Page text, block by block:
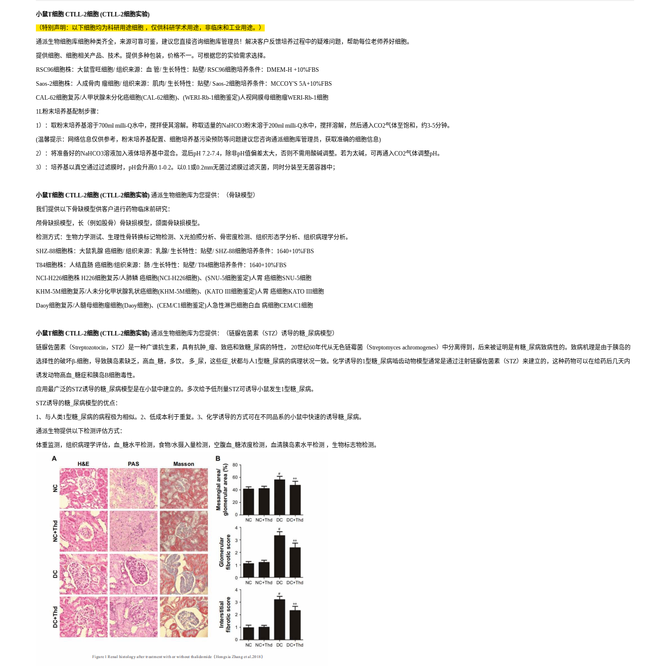
小鼠T细胞 CTLL-2细胞 (CTLL-2细胞实验)
（特别声明：以下细胞均为科研用途细胞 ，仅供科研学术用途，非临床和工业用途。）
通派生物细胞库细胞种类齐全，来源可靠可鉴，建议您直接咨询细胞库管理员！解决客户反馈培养过程中的疑难问题，帮助每位老师养好细胞。
提供细胞、细胞相关产品、技术。提供多种包装，价格不一。可根据您的实验需求选择。
RSC96细胞株：大鼠雪旺细胞/ 组织来源：血 管/ 生长特性：贴壁/ RSC96细胞培养条件：DMEM-H +10%FBS
Saos-2细胞株：人成骨肉 瘤细胞/ 组织来源：肌肉/ 生长特性：贴壁/ Saos-2细胞培养条件：MCCOY'S 5A+10%FBS
CAL-62细胞复苏/人甲状腺未分化癌细胞(CAL-62细胞)、(WERI-Rb-1细胞鉴定)人视网膜母细胞瘤WERI-Rb-1细胞
1L粉末培养基配制步骤：
1）：取粉末培养基溶于700ml milli-Q水中，搅拌使其溶解。称取适量的NaHCO3粉末溶于200ml milli-Q水中，搅拌溶解，然后通入CO2气体至饱和，约3-5分钟。
(温馨提示：网络信息仅供参考，粉末培养基配置、细胞培养基污染预防等问题建议您咨询通派细胞库管理员，获取准确的细胞信息)
2）：将准备好的NaHCO3溶液加入液体培养基中混合。混后pH 7.2-7.4，除非pH值偏差太大，否则不需用酸碱调整。若为太碱，可再通入CO2气体调整pH。
3）：培养基以真空通过过滤膜时，pH会升高0.1-0.2。以0.1或0.2mm无菌过滤膜过滤灭菌，同时分装至无菌容器中；
小鼠T细胞 CTLL-2细胞 (CTLL-2细胞实验) 通派生物细胞库为您提供：（骨缺模型）
我们提供以下骨缺模型供客户进行药物临床前研究：
颅骨缺损模型，长（例如股骨）骨缺损模型，颌面骨缺损模型。
检测方式：生物力学测试、生理性骨转换标记物检测、X光拍照分析、骨密度检测、组织形态学分析、组织病理学分析。
SHZ-88细胞株：大鼠乳腺 癌细胞/ 组织来源：乳腺/ 生长特性：贴壁/ SHZ-88细胞培养条件：1640+10%FBS
T84细胞株：人结直肠 癌细胞/组织来源：肠 /生长特性：贴壁/ T84细胞培养条件：1640+10%FBS
NCI-H226细胞株 H226细胞复苏/人肺鳞 癌细胞(NCI-H226细胞)、(SNU-5细胞鉴定)人胃 癌细胞SNU-5细胞
KHM-5M细胞复苏/人未分化甲状腺乳状癌细胞(KHM-5M细胞)、(KATO III细胞鉴定)人胃 癌细胞KATO III细胞
Daoy细胞复苏/人髓母细胞瘤细胞(Daoy细胞)、(CEM/C1细胞鉴定)人急性淋巴细胞白血 病细胞CEM/C1细胞
小鼠T细胞 CTLL-2细胞 (CTLL-2细胞实验) 通派生物细胞库为您提供：（链脲佐菌素（STZ）诱导的糖_尿病模型）
链脲佐菌素（Streptozotocin，STZ）是一种广谱抗生素，具有抗肿_瘤、致癌和致糖_尿病的特性， 20世纪60年代从无色链霉菌（Streptomyces achromogenes）中分离得到，后来被证明是有糖_尿病致病性的。致病机理是由于胰岛的
选择性的破坏β-细胞，导致胰岛素缺乏，高血_糖，多饮， 多_尿，这些症_状都与人1型糖_尿病的病理状况一致。化学诱导的1型糖_尿病啮齿动物模型通常是通过注射链脲佐菌素（STZ）来建立的，这种药物可以在给药后几天内
诱发动物高血_糖症和胰岛B细胞毒性。
应用最广泛的STZ诱导的糖_尿病模型是在小鼠中建立的。多次给予低剂量STZ可诱导小鼠发生1型糖_尿病。
STZ诱导的糖_尿病模型的优点：
1、与人类1型糖_尿病的病程极为相似。2、低成本利于重复。3、化学诱导的方式可在不同品系的小鼠中快速的诱导糖_尿病。
通派生物提供以下检测评估方式：
体重监测，组织病理学评估，血_糖水平检测，食物/水摄入量检测，空腹血_糖浓度检测，血清胰岛素水平检测 ，生物标志物检测。